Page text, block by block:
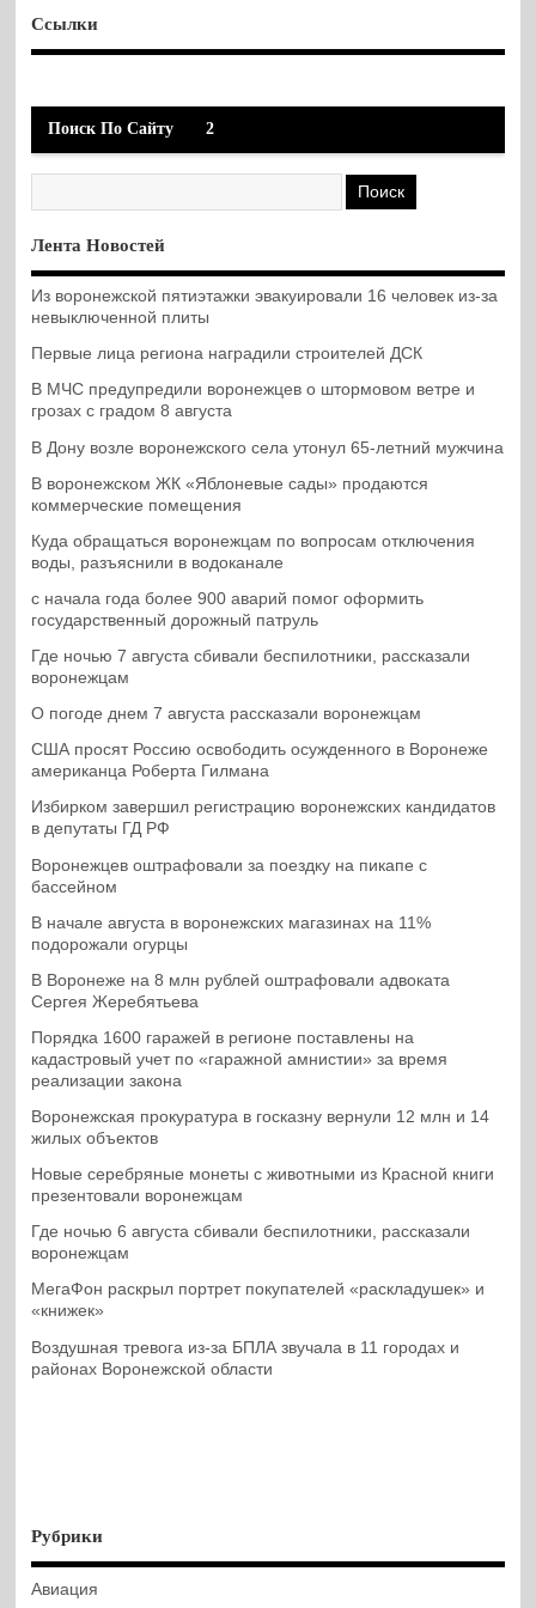
Ссылки
Поиск По Сайту 2
Лента Новостей
Из воронежской пятиэтажки эвакуировали 16 человек из-за
невыключенной плиты
Первые лица региона наградили строителей ДСК
В МЧС предупредили воронежцев о штормовом ветре и
грозах с градом 8 августа
В Дону возле воронежского села утонул 65-летний мужчина
В воронежском ЖК «Яблоневые сады» продаются
коммерческие помещения
Куда обращаться воронежцам по вопросам отключения
воды, разъяснили в водоканале
с начала года более 900 аварий помог оформить
государственный дорожный патруль
Где ночью 7 августа сбивали беспилотники, рассказали
воронежцам
О погоде днем 7 августа рассказали воронежцам
США просят Россию освободить осужденного в Воронеже
американца Роберта Гилмана
Избирком завершил регистрацию воронежских кандидатов
в депутаты ГД РФ
Воронежцев оштрафовали за поездку на пикапе с
бассейном
В начале августа в воронежских магазинах на 11%
подорожали огурцы
В Воронеже на 8 млн рублей оштрафовали адвоката
Сергея Жеребятьева
Порядка 1600 гаражей в регионе поставлены на
кадастровый учет по «гаражной амнистии» за время
реализации закона
Воронежская прокуратура в госказну вернули 12 млн и 14
жилых объектов
Новые серебряные монеты с животными из Красной книги
презентовали воронежцам
Где ночью 6 августа сбивали беспилотники, рассказали
воронежцам
МегаФон раскрыл портрет покупателей «раскладушек» и
«книжек»
Воздушная тревога из-за БПЛА звучала в 11 городах и
районах Воронежской области
Рубрики
Авиация